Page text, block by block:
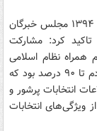
وی به برگزاری انتخابات پرشور و حماسی هفتم اسفند ۱۳۹۴ مجلس خبرگان
کرد: مشارکت
همراه نظام اسلامی
هستند هرچند در بسیاری از نقاط کشور مشارکت مردم تا ۹۰ درصد بود که
انتخابات پرشور و
ویژگی‌های انتخابات